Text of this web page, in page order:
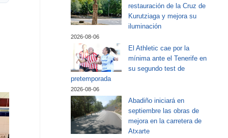
restauración de la Cruz de
Kurutziaga y mejora su
iluminación
2026-08-06
El Athletic cae por la
mínima ante el Tenerife en
su segundo test de
pretemporada
2026-08-06
Abadiño iniciará en
septiembre las obras de
mejora en la carretera de
Atxarte